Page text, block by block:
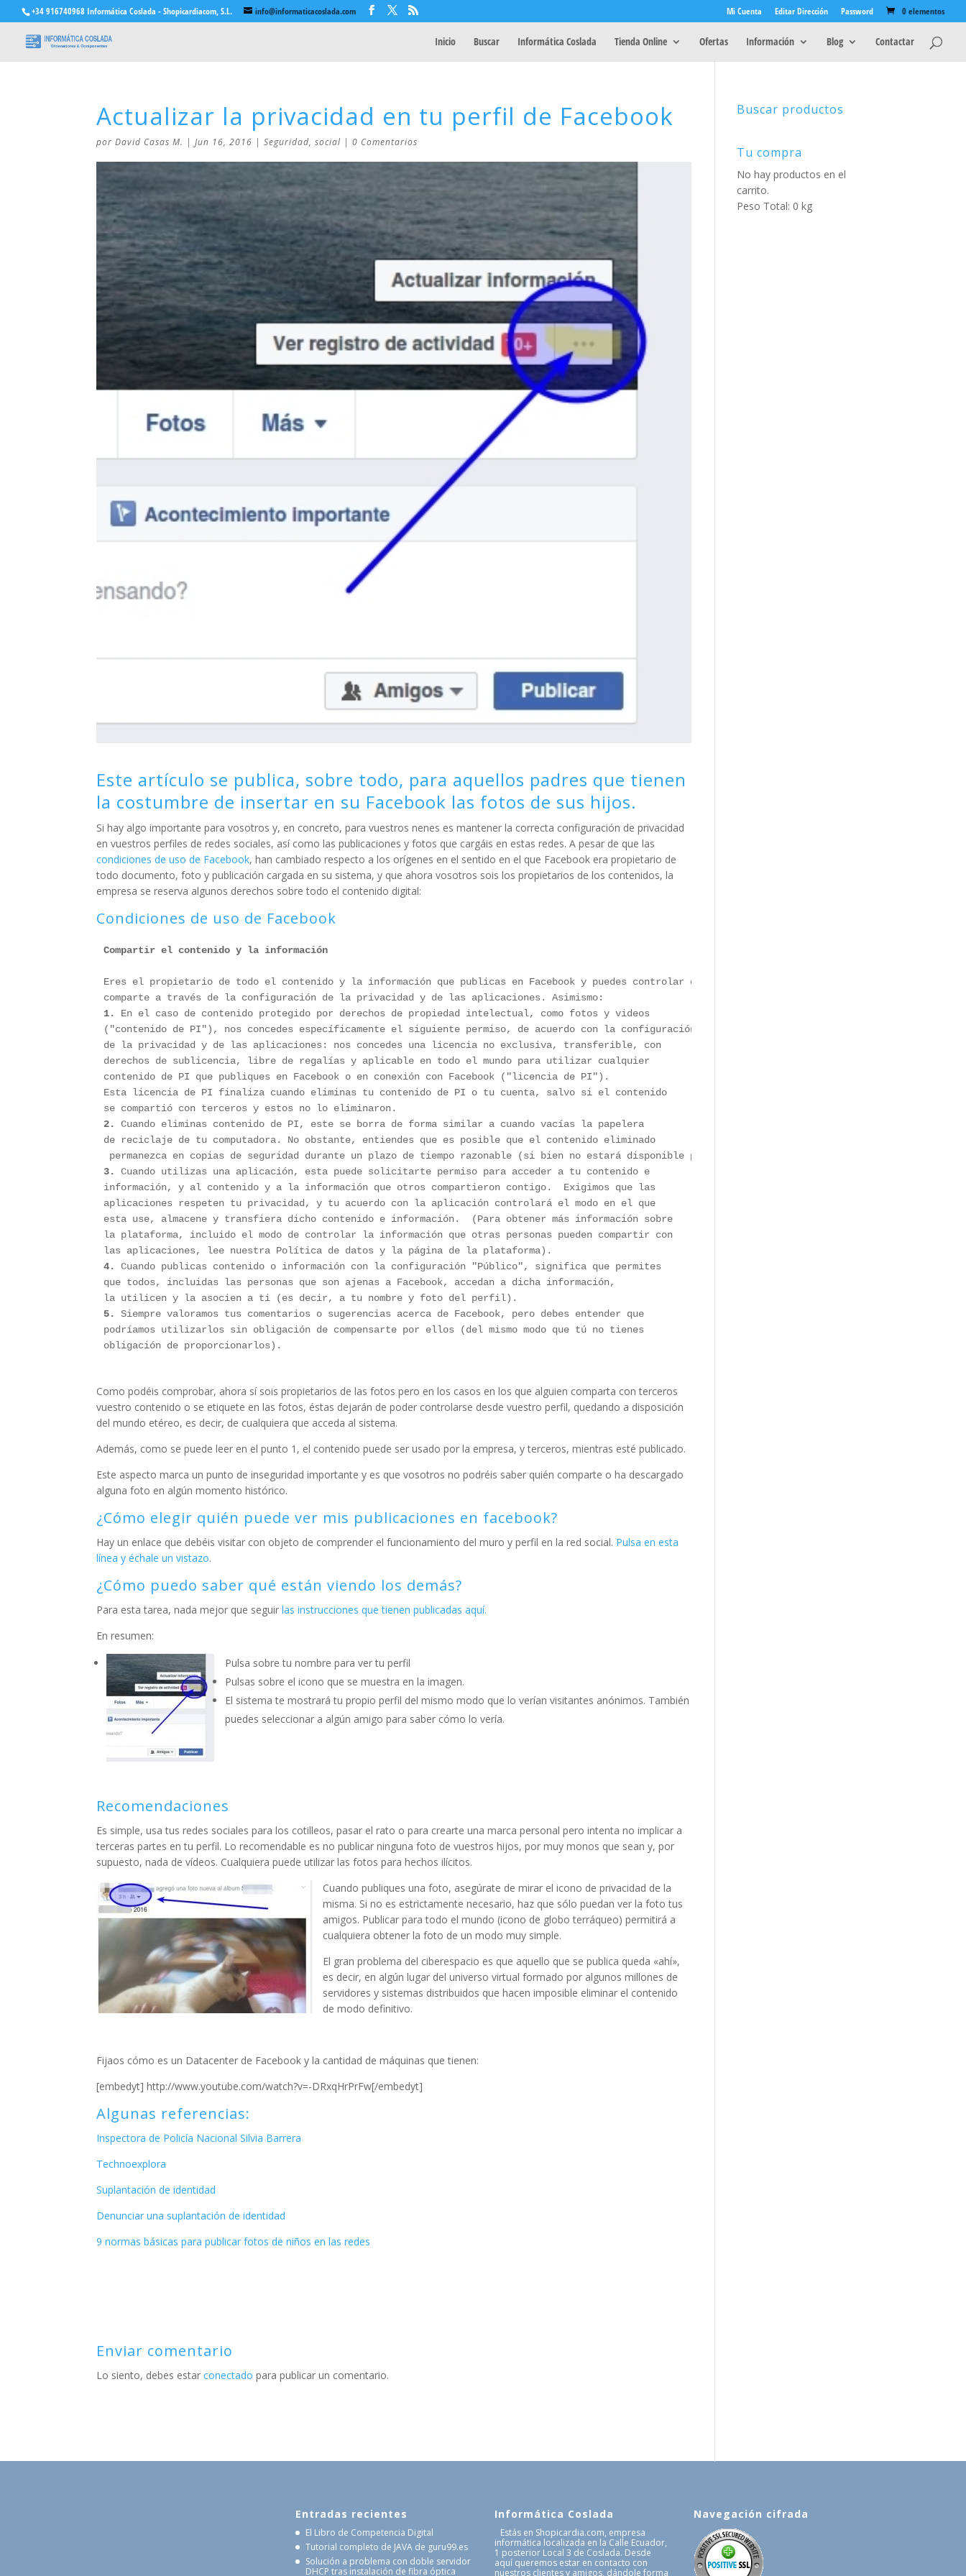
+34 916740968 Informática Coslada - Shopicardiacom, S.L. info@informaticacoslada.com Mi Cuenta Editar Dirección Password 0 elementos
Inicio Buscar Informática Coslada Tienda Online Ofertas Información Blog Contactar
Actualizar la privacidad en tu perfil de Facebook
porDavid Casas M. |Jun 16, 2016 |Seguridad,social |0 Comentarios
Este artículo se publica, sobre todo, para aquellos padres que tienen
la costumbre de insertar en su Facebook las fotos de sus hijos.
Si hay algo importante para vosotros y, en concreto, para vuestros nenes es mantener la correcta configuración de privacidad
en vuestros perfiles de redes sociales, así como las publicaciones y fotos que cargáis en estas redes. A pesar de que las
condiciones de uso de Facebook, han cambiado respecto a los orígenes en el sentido en el que Facebook era propietario de
todo documento, foto y publicación cargada en su sistema, y que ahora vosotros sois los propietarios de los contenidos, la
empresa se reserva algunos derechos sobre todo el contenido digital:
Condiciones de uso de Facebook
Compartir el contenido y la información
Eres el propietario de todo el contenido y la información que publicas en Facebook y puedes controlar cómo se
1.
En el caso de contenido protegido por derechos de propiedad intelectual, como fotos y videos
("contenido de PI"), nos concedes específicamente el siguiente permiso, de acuerdo con la configuración
de la privacidad y de las aplicaciones: nos concedes una licencia no exclusiva, transferible, con
derechos de sublicencia, libre de regalías y aplicable en todo el mundo para utilizar cualquier
contenido de PI que publiques en Facebook o en conexión con Facebook ("licencia de PI").
Esta licencia de PI finaliza cuando eliminas tu contenido de PI o tu cuenta, salvo si el contenido
2.
Cuando eliminas contenido de PI, este se borra de forma similar a cuando vacías la papelera
de reciclaje de tu computadora. No obstante, entiendes que es posible que el contenido eliminado
3.
Cuando utilizas una aplicación, esta puede solicitarte permiso para acceder a tu contenido e
información, y al contenido y a la información que otros compartieron contigo.  Exigimos que las
aplicaciones respeten tu privacidad, y tu acuerdo con la aplicación controlará el modo en el que
esta use, almacene y transfiera dicho contenido e información.  (Para obtener más información sobre
la plataforma, incluido el modo de controlar la información que otras personas pueden compartir con
4.
Cuando publicas contenido o información con la configuración "Público", significa que permites
que todos, incluidas las personas que son ajenas a Facebook, accedan a dicha información,
5.
Siempre valoramos tus comentarios o sugerencias acerca de Facebook, pero debes entender que
podríamos utilizarlos sin obligación de compensarte por ellos (del mismo modo que tú no tienes
obligación de proporcionarlos).
Como podéis comprobar, ahora sí sois propietarios de las fotos pero en los casos en los que alguien comparta con terceros
vuestro contenido o se etiquete en las fotos, éstas dejarán de poder controlarse desde vuestro perfil, quedando a disposición
del mundo etéreo, es decir, de cualquiera que acceda al sistema.
Además, como se puede leer en el punto 1, el contenido puede ser usado por la empresa, y terceros, mientras esté publicado.
Este aspecto marca un punto de inseguridad importante y es que vosotros no podréis saber quién comparte o ha descargado
alguna foto en algún momento histórico.
¿Cómo elegir quién puede ver mis publicaciones en facebook?
Hay un enlace que debéis visitar con objeto de comprender el funcionamiento del muro y perfil en la red social. Pulsa en esta
línea y échale un vistazo.
¿Cómo puedo saber qué están viendo los demás?
Para esta tarea, nada mejor que seguirlas instrucciones que tienen publicadas aquí.
En resumen:
Pulsa sobre tu nombre para ver tu perfil
Pulsas sobre el icono que se muestra en la imagen.
El sistema te mostrará tu propio perfil del mismo modo que lo verían visitantes anónimos. También
puedes seleccionar a algún amigo para saber cómo lo vería.
Recomendaciones
Es simple, usa tus redes sociales para los cotilleos, pasar el rato o para crearte una marca personal pero intenta no implicar a
terceras partes en tu perfil. Lo recomendable es no publicar ninguna foto de vuestros hijos, por muy monos que sean y, por
supuesto, nada de vídeos. Cualquiera puede utilizar las fotos para hechos ilícitos.
Cuando publiques una foto, asegúrate de mirar el icono de privacidad de la
misma. Si no es estrictamente necesario, haz que sólo puedan ver la foto tus
amigos. Publicar para todo el mundo (icono de globo terráqueo) permitirá a
cualquiera obtener la foto de un modo muy simple.
El gran problema del ciberespacio es que aquello que se publica queda «ahí»,
es decir, en algún lugar del universo virtual formado por algunos millones de
servidores y sistemas distribuidos que hacen imposible eliminar el contenido
de modo definitivo.
Fijaos cómo es un Datacenter de Facebook y la cantidad de máquinas que tienen:
[embedyt] http://www.youtube.com/watch?v=-DRxqHrPrFw[/embedyt]
Algunas referencias:
Inspectora de Policía Nacional Silvia Barrera
Technoexplora
Suplantación de identidad
Denunciar una suplantación de identidad
9 normas básicas para publicar fotos de niños en las redes
Enviar comentario
Lo siento, debes estarconectado para publicar un comentario.
Buscar productos
Tu compra
No hay productos en el
carrito.
Peso Total: 0 kg
Entradas recientes
El Libro de Competencia Digital
Tutorial completo de JAVA de guru99.es
Solución a problema con doble servidor
DHCP tras instalación de fibra óptica
Informática Coslada
Estás en Shopicardia.com, empresa
informática localizada en la Calle Ecuador,
1 posterior Local 3 de Coslada. Desde
aquí queremos estar en contacto con
nuestros clientes y amigos, dándole forma
Navegación cifrada